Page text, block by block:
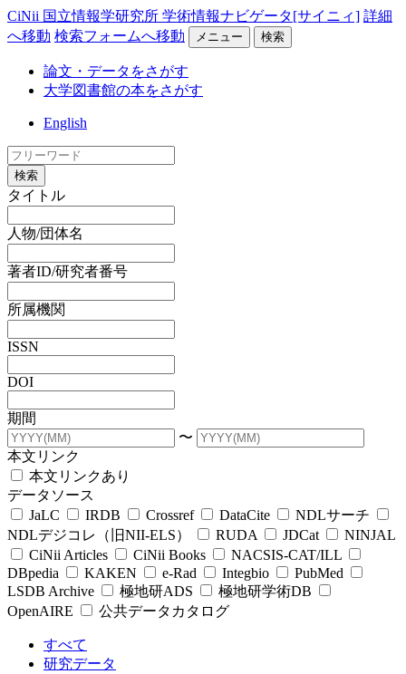
CiNii 国立情報学研究所 学術情報ナビゲータ[サイニィ] 詳細
へ移動 検索フォームへ移動 メニュー 検索
論文・データをさがす
大学図書館の本をさがす
English
検索
タイトル
人物/団体名
著者ID/研究者番号
所属機関
ISSN
DOI
期間
〜
本文リンク
本文リンクあり
データソース
JaLC
IRDB Crossref DataCite
NDLサーチ
NDLデジコレ（旧NII-ELS）
RUDA JDCat
NINJAL
CiNii Articles
CiNii Books
NACSIS-CAT/ILL
DBpedia
KAKEN e-Rad Integbio
PubMed
LSDB Archive
極地研ADS
極地研学術DB
OpenAIRE
公共データカタログ
すべて
研究データ